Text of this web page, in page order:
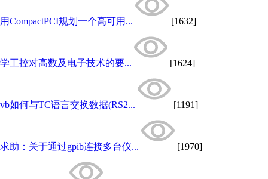
用CompactPCI规划一个高可用... [1632]
学工控对高数及电子技术的要... [1624]
vb如何与TC语言交换数据(RS2... [1191]
求助：关于通过gpib连接多台仪... [1970]